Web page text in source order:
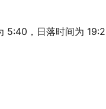
，日落时间为